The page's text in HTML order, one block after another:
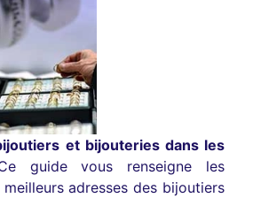
et bijouteries dans les
guide vous renseigne les
adresses des bijoutiers